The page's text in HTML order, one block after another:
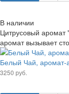
В наличии
Цитрусовый аромат
аромат вызывает
Белый Чай, аромат-
3250 руб.